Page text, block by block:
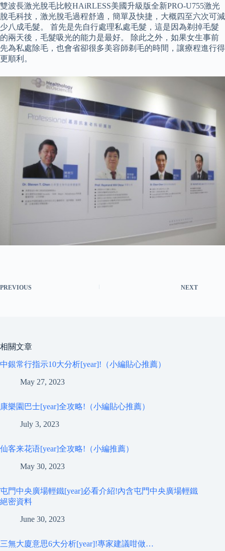
雙波長激光脫毛比較HAiRLESS美國升級版全新PRO-U755激光
脫毛科技，激光脫毛過程舒適，簡單及快捷，大概四至六次可減
少八成毛髮。 首先是先自行處理私處毛髮，這是因為剃掉毛髮
的兩天後，毛髮吸光的能力是最好。 除此之外，如果女生事前
先為私處除毛，也會省卻很多美容師剃毛的時間，讓療程進行得
更順利。
PREVIOUS NEXT
相關文章
中銀常行指示10大分析[year]!（小編貼心推薦）
May 27, 2023
康樂園巴士[year]全攻略!（小編貼心推薦）
July 3, 2023
仙客来花语[year]全攻略!（小編推薦）
May 30, 2023
屯門中央廣場輕鐵[year]必看介紹!內含屯門中央廣場輕鐵
絕密資料
June 30, 2023
三無大廈意思6大分析[year]!專家建議咁做…